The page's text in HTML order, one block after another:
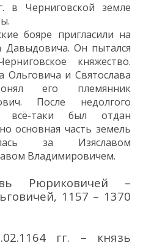
в Черниговской земле
бояре пригласили на
Давыдовича. Он пытался
княжество.
Ольговича и Святослава
его племянник
После недолгого
всё-таки был отдан
основная часть земель
за Изяславом
Владимировичем.
Рюриковичей –
1157 – 1370
гг. – князь